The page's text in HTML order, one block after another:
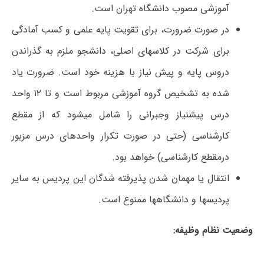
آموزشی مصوب دانشگاه تهران است.
در صورت ضرورت، برای تقویت پایه علمی و کسب آمادگی
برای شرکت در کلاسهای اصلی، دانشجو ملزم به گذراندن
دروس پایه و پیش نیاز با هزینه خود است. ضرورت یاد
شده به تشخیص گروه آموزشی مربوط است و تا ۱۲ واحد
درس پیشنیاز وجبرانی را شامل میشود که از مقطع
کارشناسی (حتی در صورت تکرار واحدهای درس مزبور
درمقطع کارشناسی) خواهد بود.
انتقال یا مهمان شدن پذیرفته شدگان این پردیس به سایر
پردیسها و دانشگاهها ممنوع است.
وضعیت نظام وظیفه: